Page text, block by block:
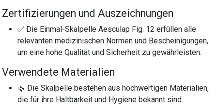
Zertifizierungen und Auszeichnungen
✅ Die Einmal-Skalpelle Aesculap Fig. 12 erfüllen alle
relevanten medizinischen Normen und Bescheinigungen,
um eine hohe Qualität und Sicherheit zu gewährleisten.
Verwendete Materialien
🌿 Die Skalpelle bestehen aus hochwertigen Materialien,
die für ihre Haltbarkeit und Hygiene bekannt sind.